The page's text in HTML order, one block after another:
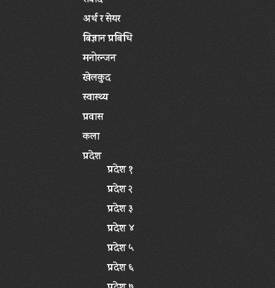
अर्थ र सेयर
बिज्ञान प्रबिधि
मनोरन्जन
खेलकुद
स्वास्थ्य
प्रवास
कला
प्रदेश
प्रदेश १
प्रदेश २
प्रदेश ३
प्रदेश ४
प्रदेश ५
प्रदेश ६